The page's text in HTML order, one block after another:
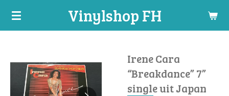
Ga
hoofdinhoud
Vinylshop FH
Irene Cara
“Breakdance” 7”
single uit Japan